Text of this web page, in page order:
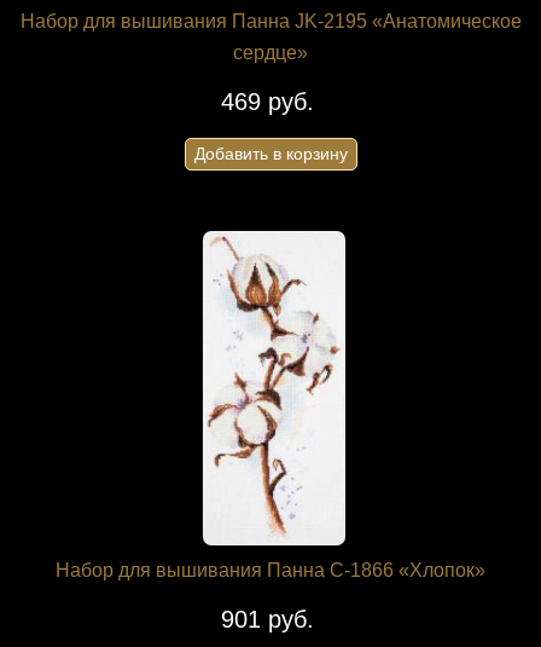
Набор для вышивания Панна JK-2195 «Анатомическое
сердце»
469 руб.
Добавить в корзину
Набор для вышивания Панна C-1866 «Хлопок»
901 руб.